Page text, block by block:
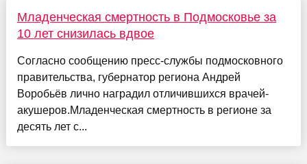
Младенческая смертность в Подмосковье за
10 лет снизилась вдвое
Согласно сообщению пресс-службы подмосковного
правительства, губернатор региона Андрей
Воробьёв лично наградил отличившихся врачей-
акушеров.Младенческая смертность в регионе за
десять лет с...